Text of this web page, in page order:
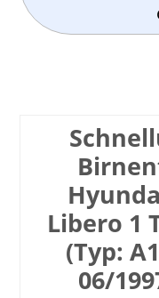
Libero 1
(Typ:
06/